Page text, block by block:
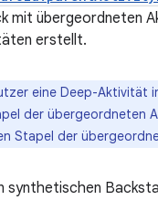
mit übergeordneten
erstellt.
eine Deep-Aktivität
der übergeordneten
Stapel der
synthetischen